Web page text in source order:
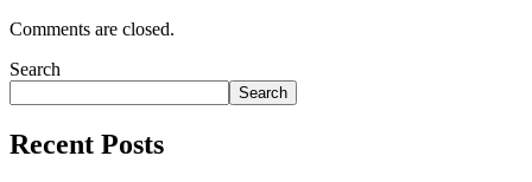
Comments are closed.
Search
Search
Recent Posts